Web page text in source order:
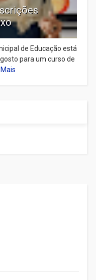
de Educação está
para um curso de